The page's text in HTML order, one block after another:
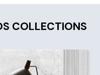
COLLECTIONS